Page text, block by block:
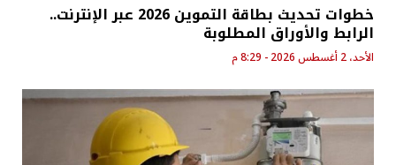
خطوات تحديث بطاقة التموين 2026 عبر الإنترنت..
الرابط والأوراق المطلوبة
الأحد، 2 أغسطس 2026 - 8:29 م